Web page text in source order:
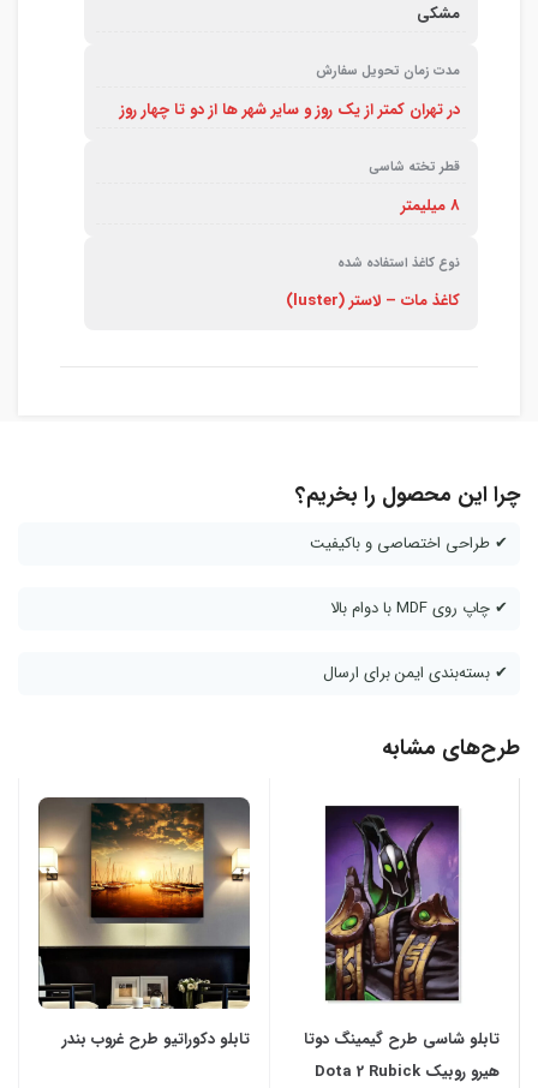
مشکی
مدت زمان تحویل سفارش
در تهران کمتر از یک روز و سایر شهر ها از دو تا چهار روز
قطر تخته شاسی
8 میلیمتر
نوع کاغذ استفاده شده
کاغذ مات – لاستر (luster)
چرا این محصول را بخریم؟
✔ طراحی اختصاصی و باکیفیت
✔ چاپ روی MDF با دوام بالا
✔ بسته‌بندی ایمن برای ارسال
طرح‌های مشابه
تابلو شاسی طرح گیمینگ دوتا
هیرو روبیک Dota 2 Rubick
تابلو دکوراتیو طرح غروب بندر